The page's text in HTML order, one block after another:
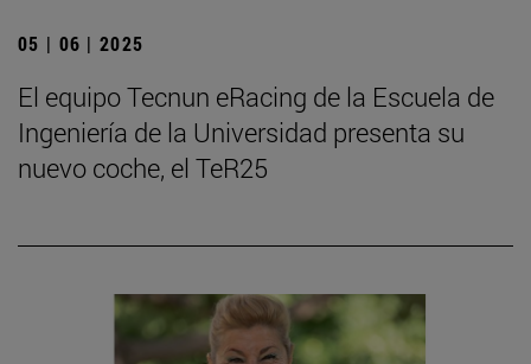
05 | 06 | 2025
El equipo Tecnun eRacing de la Escuela de
Ingeniería de la Universidad presenta su
nuevo coche, el TeR25